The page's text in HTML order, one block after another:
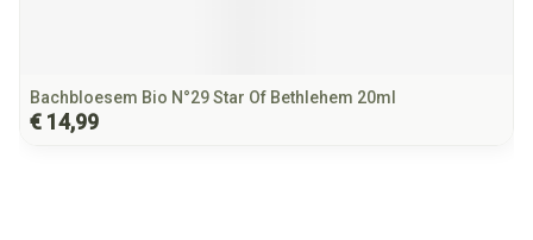
Bachbloesem Bio N°29 Star Of Bethlehem 20ml
€ 14,99